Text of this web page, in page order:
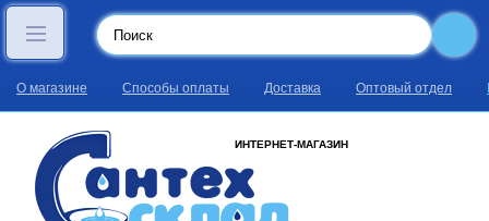
О магазине Способы оплаты Доставка Оптовый отдел
ИНТЕРНЕТ-МАГАЗИН